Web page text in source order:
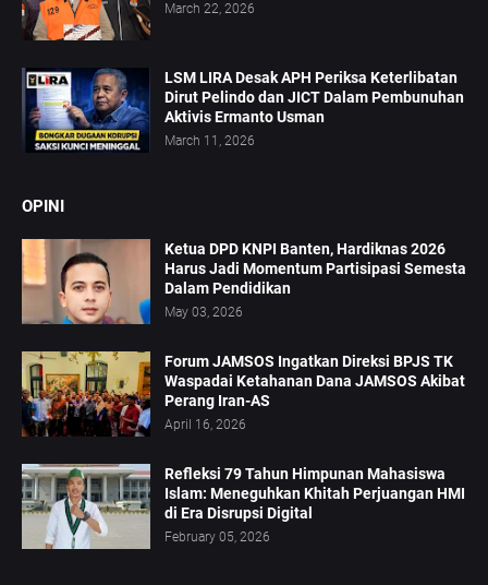
March 22, 2026
LSM LIRA Desak APH Periksa Keterlibatan
Dirut Pelindo dan JICT Dalam Pembunuhan
Aktivis Ermanto Usman
March 11, 2026
OPINI
Ketua DPD KNPI Banten, Hardiknas 2026
Harus Jadi Momentum Partisipasi Semesta
Dalam Pendidikan
May 03, 2026
Forum JAMSOS Ingatkan Direksi BPJS TK
Waspadai Ketahanan Dana JAMSOS Akibat
Perang Iran-AS
April 16, 2026
Refleksi 79 Tahun Himpunan Mahasiswa
Islam: Meneguhkan Khitah Perjuangan HMI
di Era Disrupsi Digital
February 05, 2026